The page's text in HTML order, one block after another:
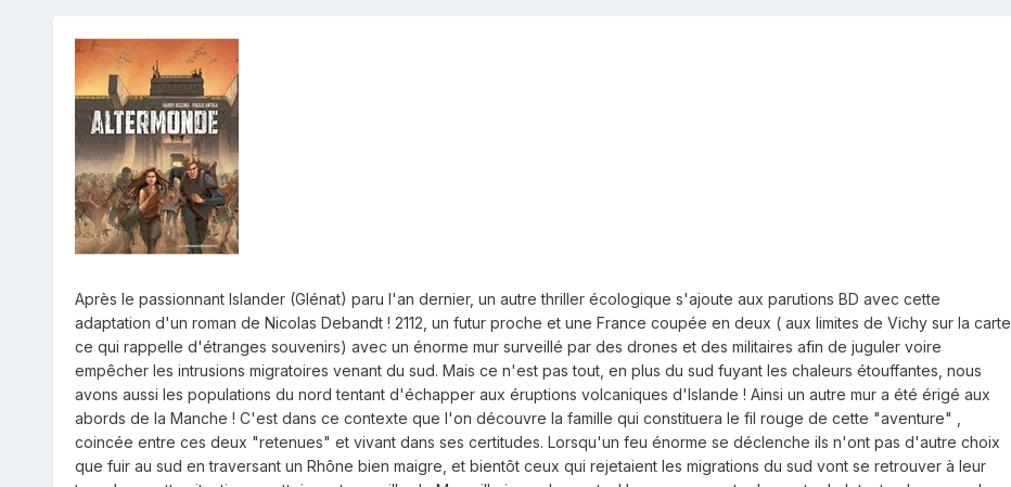
Après le passionnant Islander (Glénat) paru l'an dernier, un autre thriller écologique s'ajoute aux parutions BD avec cette
adaptation d'un roman de Nicolas Debandt ! 2112, un futur proche et une France coupée en deux ( aux limites de Vichy sur la carte
ce qui rappelle d'étranges souvenirs) avec un énorme mur surveillé par des drones et des militaires afin de juguler voire
empêcher les intrusions migratoires venant du sud. Mais ce n'est pas tout, en plus du sud fuyant les chaleurs étouffantes, nous
avons aussi les populations du nord tentant d'échapper aux éruptions volcaniques d'Islande ! Ainsi un autre mur a été érigé aux
abords de la Manche ! C'est dans ce contexte que l'on découvre la famille qui constituera le fil rouge de cette "aventure" ,
coincée entre ces deux "retenues" et vivant dans ses certitudes. Lorsqu'un feu énorme se déclenche ils n'ont pas d'autre choix
que fuir au sud en traversant un Rhône bien maigre, et bientôt ceux qui rejetaient les migrations du sud vont se retrouver à leur